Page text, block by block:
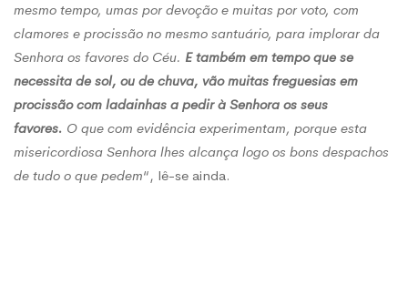
mesmo tempo, umas por devoção e muitas por voto, com
clamores e procissão no mesmo santuário, para implorar da
Senhora os favores do Céu. E também em tempo que se
necessita de sol, ou de chuva, vão muitas freguesias em
procissão com ladainhas a pedir à Senhora os seus
favores. O que com evidência experimentam, porque esta
misericordiosa Senhora lhes alcança logo os bons despachos
de tudo o que pedem“, lê-se ainda.